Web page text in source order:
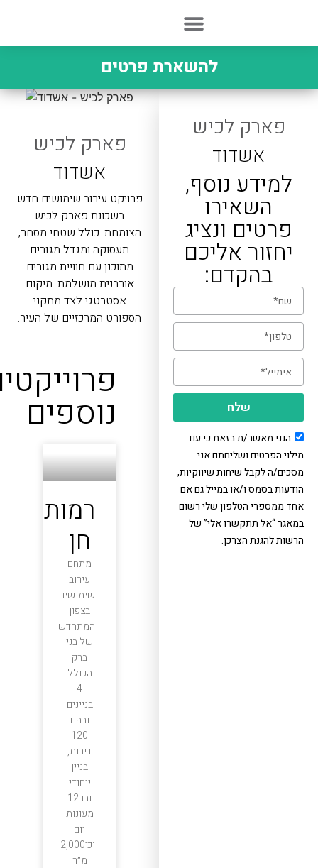
להשארת פרטים
פארק לכיש
אשדוד
פרויקט עירוב שימושים חדש
בשכונת פארק לכיש
הצומחת. כולל שטחי מסחר,
תעסוקה ומגדל מגורים
מתוכנן עם חוויית מגורים
אורבנית מושלמת. מיקום
אסטרטגי לצד מתקני
הספורט המרכזיים של העיר.
פרוייקטים
נוספים
רמות
חן
מתחם
עירוב
שימושים
בצפון
המתחדש
של בני
ברק
הכולל
בניינים
ובהם
120
דירות,
בניין
ייחודי
ובו 12
מעונות
וכ־2,000
פארק לכיש
אשדוד
למידע נוסף,
השאירו
פרטים ונציג
יחזור אליכם
בהקדם:
הנני מאשר/ת בזאת כי עם
מילוי הפרטים ושליחתם אני
מסכים/ה לקבל שיחות שיווקיות,
הודעות בסמס ו/או במייל גם אם
אחד ממספרי הטלפון שלי רשום
במאגר “אל תתקשרו אלי” של
הרשות להגנת הצרכן.
שלח